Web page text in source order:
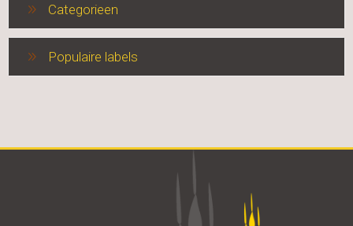
Categorieen
Populaire labels